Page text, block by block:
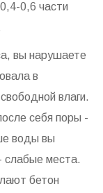
0,6 части
вы нарушаете
в
влаги.
себя поры -
воды вы
слабые места.
бетон